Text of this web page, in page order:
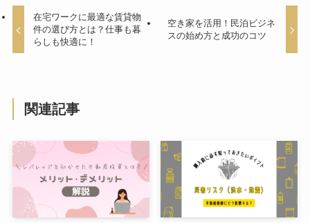
在宅ワークに最適な賃貸物
件の選び方とは？仕事も暮
らしも快適に！
空き家を活用！民泊ビジネ
スの始め方と成功のコツ
関連記事